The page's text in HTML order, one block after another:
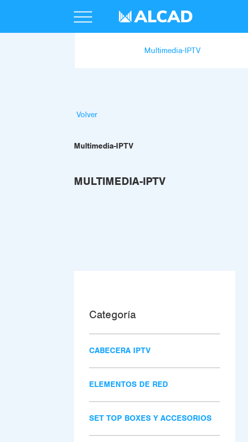
Multimedia-IPTV
Volver
Multimedia-IPTV
MULTIMEDIA-IPTV
Categoría
CABECERA IPTV
ELEMENTOS DE RED
SET TOP BOXES Y ACCESORIOS